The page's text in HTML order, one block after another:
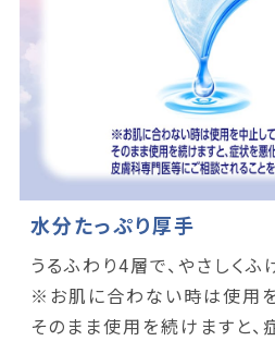
水分たっぷり厚手
うるふわり4層で、やさしくふ
※お肌に合わない時は使用を
そのまま使用を続けますと